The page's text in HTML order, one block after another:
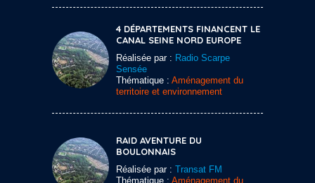
4 DÉPARTEMENTS FINANCENT LE
CANAL SEINE NORD EUROPE
Réalisée par : Radio Scarpe
Sensée
Thématique : Aménagement du
territoire et environnement
RAID AVENTURE DU
BOULONNAIS
Réalisée par : Transat FM
Thématique : Aménagement du